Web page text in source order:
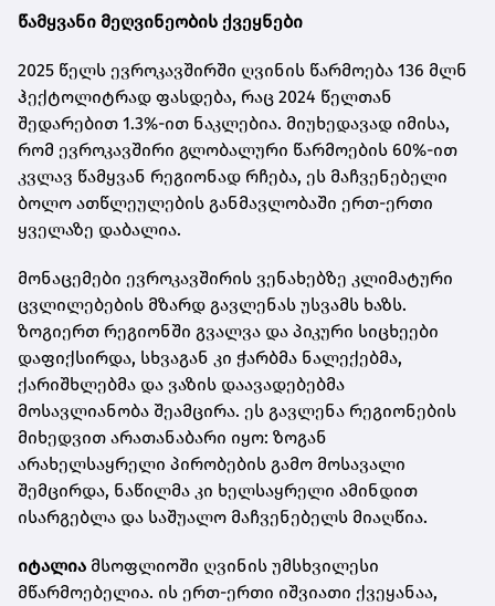
წამყვანი მეღვინეობის ქვეყნები
2025 წელს ევროკავშირში ღვინის წარმოება 136 მლნ
ჰექტოლიტრად ფასდება, რაც 2024 წელთან
შედარებით 1.3%-ით ნაკლებია. მიუხედავად იმისა,
რომ ევროკავშირი გლობალური წარმოების 60%-ით
კვლავ წამყვან რეგიონად რჩება, ეს მაჩვენებელი
ბოლო ათწლეულების განმავლობაში ერთ-ერთი
ყველაზე დაბალია.
მონაცემები ევროკავშირის ვენახებზე კლიმატური
ცვლილებების მზარდ გავლენას უსვამს ხაზს.
ზოგიერთ რეგიონში გვალვა და პიკური სიცხეები
დაფიქსირდა, სხვაგან კი ჭარბმა ნალექებმა,
ქარიშხლებმა და ვაზის დაავადებებმა
მოსავლიანობა შეამცირა. ეს გავლენა რეგიონების
მიხედვით არათანაბარი იყო: ზოგან
არახელსაყრელი პირობების გამო მოსავალი
შემცირდა, ნაწილმა კი ხელსაყრელი ამინდით
ისარგებლა და საშუალო მაჩვენებელს მიაღწია.
იტალია მსოფლიოში ღვინის უმსხვილესი
მწარმოებელია. ის ერთ-ერთი იშვიათი ქვეყანაა,